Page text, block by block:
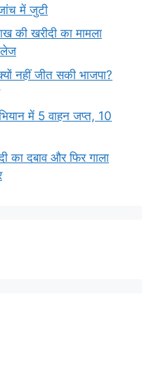
में जुटी
खरीदी का मामला
नहीं जीत सकी भाजपा?
में 5 वाहन जप्त, 10
का दबाव और फिर गाला